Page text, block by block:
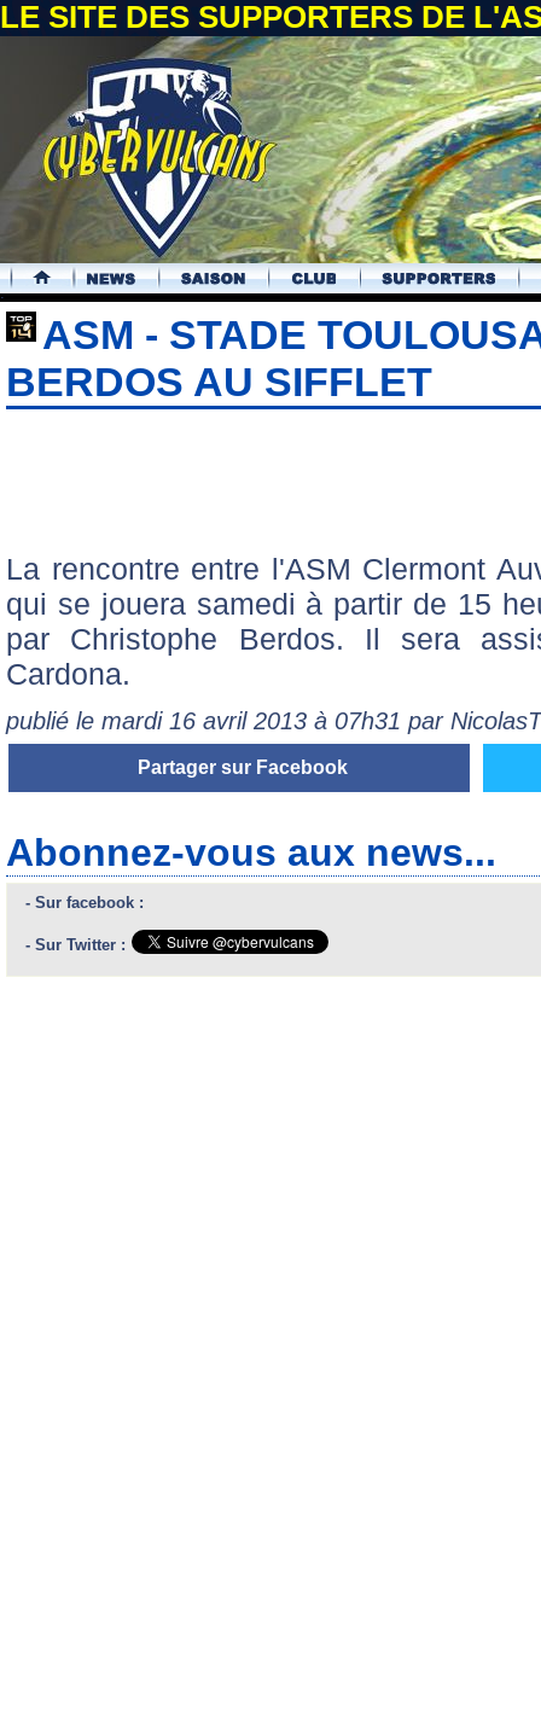
LE SITE DES SUPPORTERS DE
.
ASM - STADE
BERDOS AU SIFFLET
La rencontre entre l'ASM Clermont
qui se jouera samedi à partir de 15
par Christophe Berdos. Il sera
Cardona.
publié le mardi 16 avril 2013 à 07h31 par
Partager sur Facebook
Abonnez-vous aux news...
- Sur facebook :
- Sur Twitter :